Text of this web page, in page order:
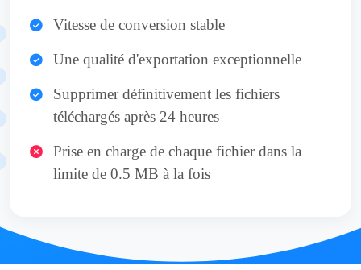
Vitesse de conversion stable
Une qualité d'exportation exceptionnelle
Supprimer définitivement les fichiers
téléchargés après 24 heures
Prise en charge de chaque fichier dans la
limite de 0.5 MB à la fois